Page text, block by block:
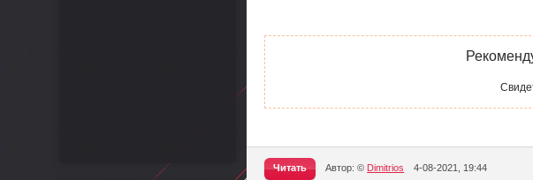
Читать Автор: © Dimitrios 4-08-2021, 19:44